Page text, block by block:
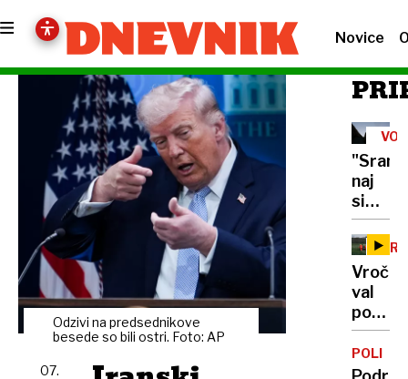
Novice
Odzivi na predsednikove
besede so bili ostri. Foto: AP
07.
naj
si
s
krvjo":
Putin
vrata
vojske
še
val
polni
samo